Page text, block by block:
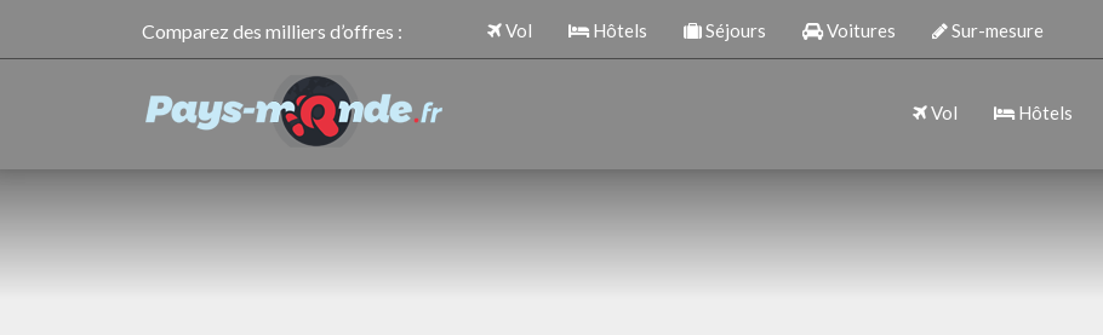
Comparez des milliers d’offres : Vol Hôtels Séjours Voitures Sur-mesure
Vol Hôtels